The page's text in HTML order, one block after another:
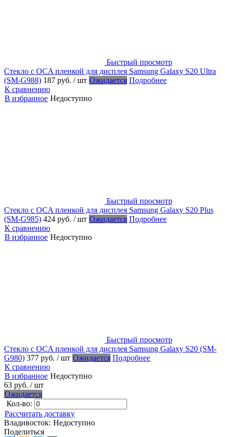
Быстрый просмотр
Стекло с OCA пленкой для дисплея Samsung Galaxy S20 Ultra
(SM-G988) 187 руб. / шт Ожидается Подробнее
К сравнению
В избранное Недоступно
Быстрый просмотр
Стекло с OCA пленкой для дисплея Samsung Galaxy S20 Plus
(SM-G985) 424 руб. / шт Ожидается Подробнее
К сравнению
В избранное Недоступно
Быстрый просмотр
Стекло с OCA пленкой для дисплея Samsung Galaxy S20 (SM-
G980) 377 руб. / шт Ожидается Подробнее
К сравнению
В избранное Недоступно
63 руб. / шт
Ожидается
Кол-во:
Рассчитать доставку
Владивосток: Недоступно
Поделиться